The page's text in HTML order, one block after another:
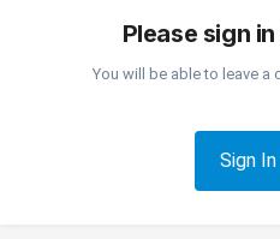
Please sign
You will be able to leave a
Sign